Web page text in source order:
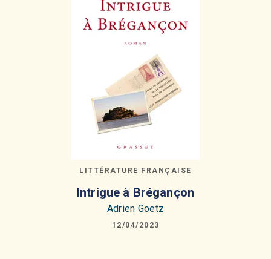
LITTÉRATURE FRANÇAISE
Intrigue à Brégançon
Adrien Goetz
12/04/2023